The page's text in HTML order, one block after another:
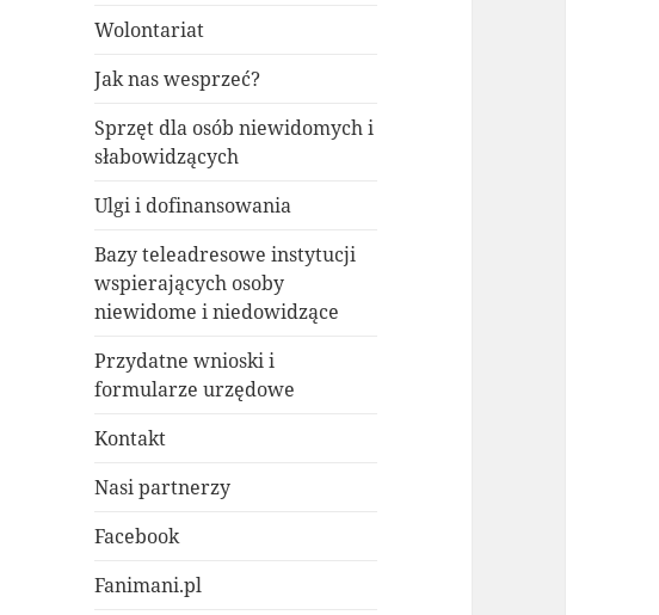
Wolontariat
Jak nas wesprzeć?
Sprzęt dla osób niewidomych i
słabowidzących
Ulgi i dofinansowania
Bazy teleadresowe instytucji
wspierających osoby
niewidome i niedowidzące
Przydatne wnioski i
formularze urzędowe
Kontakt
Nasi partnerzy
Facebook
Fanimani.pl